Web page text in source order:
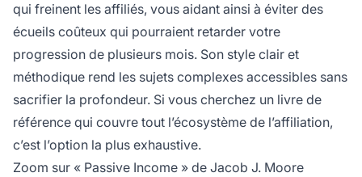
qui freinent les affiliés, vous aidant ainsi à éviter des
écueils coûteux qui pourraient retarder votre
progression de plusieurs mois. Son style clair et
méthodique rend les sujets complexes accessibles sans
sacrifier la profondeur. Si vous cherchez un livre de
référence qui couvre tout l’écosystème de l’affiliation,
c’est l’option la plus exhaustive.
Zoom sur « Passive Income » de Jacob J. Moore